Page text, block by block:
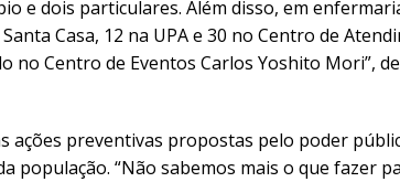
e dois particulares. Além disso, em
Casa, 12 na UPA e 30 no Centro de
no Centro de Eventos Carlos Yoshito Mori”,
ações preventivas propostas pelo poder
população. “Não sabemos mais o que fazer